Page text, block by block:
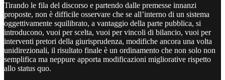
Tirando le fila del discorso e partendo dalle premesse innanzi
proposte, non è difficile osservare che se all’interno di un sistema
oggettivamente squilibrato, a vantaggio della parte pubblica, si
introducono, vuoi per scelta, vuoi per vincoli di bilancio, vuoi per
interventi pretori della giurisprudenza, modifiche ancora una volta
unidirezionali, il risultato finale è un ordinamento che non solo non
semplifica ma neppure apporta modificazioni migliorative rispetto
allo status quo.